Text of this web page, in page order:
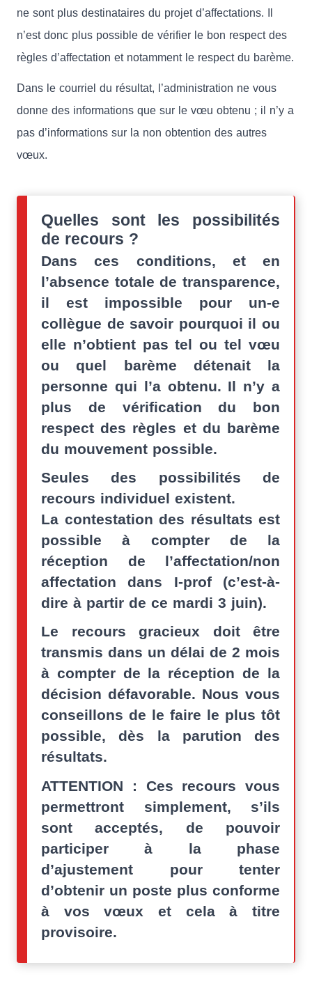
ne sont plus destinataires du projet d’affectations. Il
n’est donc plus possible de vérifier le bon respect des
règles d’affectation et notamment le respect du barème.
Dans le courriel du résultat, l’administration ne vous
donne des informations que sur le vœu obtenu ; il n’y a
pas d’informations sur la non obtention des autres
vœux.
Quelles sont les possibilités
de recours ?
Dans ces conditions, et en
l’absence totale de transparence,
il est impossible pour un-e
collègue de savoir pourquoi il ou
elle n’obtient pas tel ou tel vœu
ou quel barème détenait la
personne qui l’a obtenu. Il n’y a
plus de vérification du bon
respect des règles et du barème
du mouvement possible.
Seules des possibilités de
recours individuel existent.
La contestation des résultats est
possible à compter de la
réception de l’affectation/non
affectation dans I-prof (c’est-à-
dire à partir de ce mardi 3 juin).
Le recours gracieux doit être
transmis dans un délai de 2 mois
à compter de la réception de la
décision défavorable. Nous vous
conseillons de le faire le plus tôt
possible, dès la parution des
résultats.
ATTENTION : Ces recours vous
permettront simplement, s’ils
sont acceptés, de pouvoir
participer à la phase
d’ajustement pour tenter
d’obtenir un poste plus conforme
à vos vœux et cela à titre
provisoire.